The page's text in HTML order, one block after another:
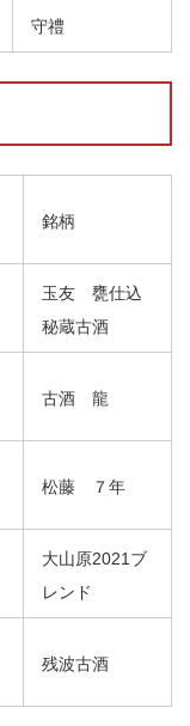
守禮
銘柄
玉友 甕仕込
秘蔵古酒
古酒 龍
松藤 ７年
大山原2021ブ
レンド
残波古酒